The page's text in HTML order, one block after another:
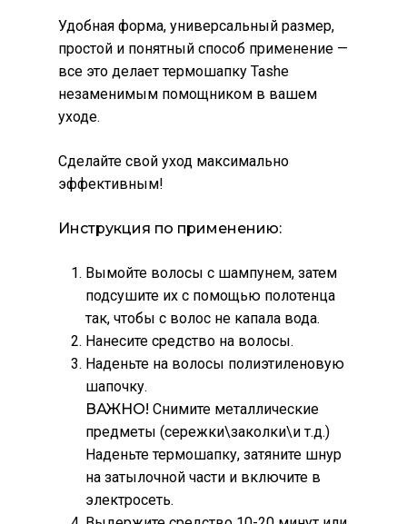
Удобная форма, универсальный размер,
простой и понятный способ применение —
все это делает термошапку Tashe
незаменимым помощником в вашем
уходе.
Сделайте свой уход максимально
эффективным!
Инструкция по применению:
Вымойте волосы с шампунем, затем
подсушите их с помощью полотенца
так, чтобы с волос не капала вода.
Нанесите средство на волосы.
Наденьте на волосы полиэтиленовую
шапочку.
ВАЖНО! Снимите металлические
предметы (сережки\заколки\и т.д.)
Наденьте термошапку, затяните шнур
на затылочной части и включите в
электросеть.